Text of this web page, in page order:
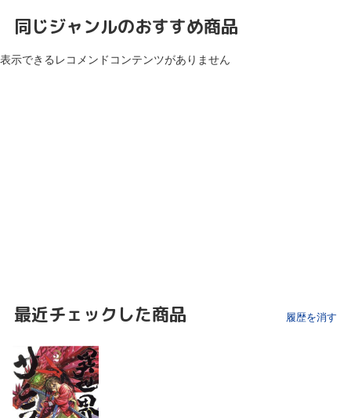
同じジャンルのおすすめ商品
表示できるレコメンドコンテンツがありません
最近チェックした商品 履歴を消す